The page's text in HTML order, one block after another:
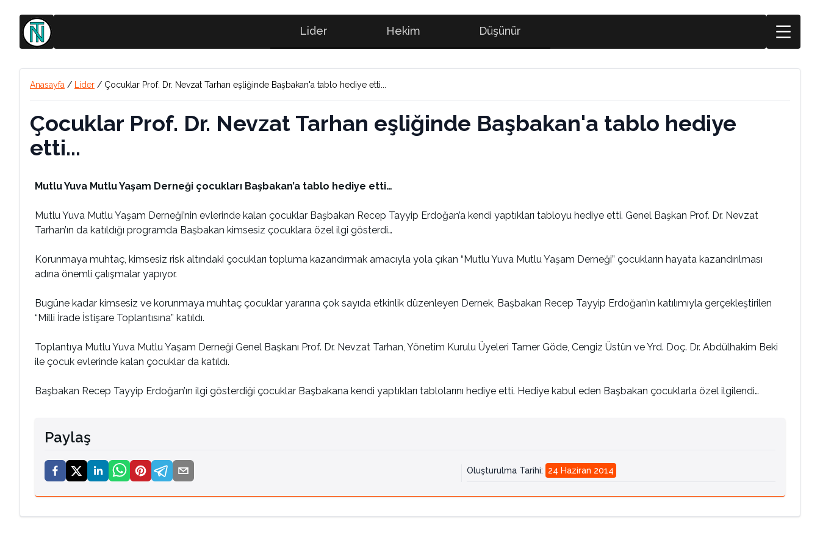
Lider Hekim Düşünür
Anasayfa / Lider / Çocuklar Prof. Dr. Nevzat Tarhan eşliğinde Başbakan'a tablo hediye etti...
Çocuklar Prof. Dr. Nevzat Tarhan eşliğinde Başbakan'a tablo hediye
etti...
Mutlu Yuva Mutlu Yaşam Derneği çocukları Başbakan’a tablo hediye etti…
Mutlu Yuva Mutlu Yaşam Derneği’nin evlerinde kalan çocuklar Başbakan Recep Tayyip Erdoğan’a kendi yaptıkları tabloyu hediye etti. Genel Başkan Prof. Dr. Nevzat
Tarhan’ın da katıldığı programda Başbakan kimsesiz çocuklara özel ilgi gösterdi…
Korunmaya muhtaç, kimsesiz risk altındaki çocukları topluma kazandırmak amacıyla yola çıkan “Mutlu Yuva Mutlu Yaşam Derneği” çocukların hayata kazandırılması
adına önemli çalışmalar yapıyor.
Bugüne kadar kimsesiz ve korunmaya muhtaç çocuklar yararına çok sayıda etkinlik düzenleyen Dernek, Başbakan Recep Tayyip Erdoğan’ın katılımıyla gerçekleştirilen
“Milli İrade İstişare Toplantısına” katıldı.
Toplantıya Mutlu Yuva Mutlu Yaşam Derneği Genel Başkanı Prof. Dr. Nevzat Tarhan, Yönetim Kurulu Üyeleri Tamer Göde, Cengiz Üstün ve Yrd. Doç. Dr. Abdülhakim Beki
ile çocuk evlerinde kalan çocuklar da katıldı.
Başbakan Recep Tayyip Erdoğan’ın ilgi gösterdiği çocuklar Başbakana kendi yaptıkları tablolarını hediye etti. Hediye kabul eden Başbakan çocuklarla özel ilgilendi…
Paylaş
Oluşturulma Tarihi: 24 Haziran 2014